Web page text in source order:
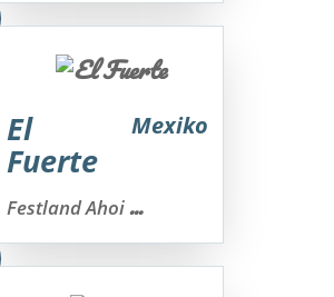
El
Fuerte
Mexiko
Festland Ahoi...